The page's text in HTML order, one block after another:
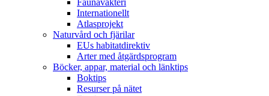
Internationellt
Atlasprojekt
Naturvård och fjärilar
EUs habitatdirektiv
Arter med åtgärdsprogram
Böcker, appar, material och länktips
Boktips
Resurser på nätet